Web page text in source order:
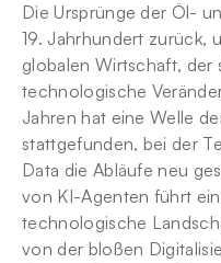
Die Ursprünge der Öl-
19. Jahrhundert zurück,
globalen Wirtschaft, der
technologische
Jahren hat eine Welle
stattgefunden, bei der
Data die Abläufe neu
von KI-Agenten führt
technologische
von der bloßen